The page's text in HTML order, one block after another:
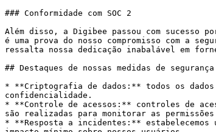
### Conformidade com SOC 2
Além disso, a Digibee passou com sucesso
é uma prova do nosso compromisso com a
ressalta nossa dedicação inabalável em
## Destaques de nossas medidas de segurança
* **Criptografia de dados:** todos os dados
confidencialidade.
* **Controle de acessos:** controles de
são realizadas para monitorar as permissões
* **Resposta a incidentes:**